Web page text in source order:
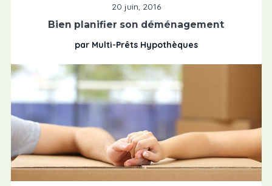
20 juin, 2016
Bien planifier son déménagement
par Multi-Prêts Hypothèques